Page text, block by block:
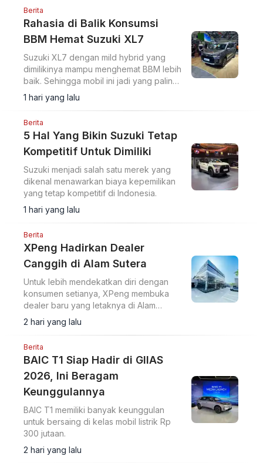
Berita
Rahasia di Balik Konsumsi
BBM Hemat Suzuki XL7
Suzuki XL7 dengan mild hybrid yang
dimilikinya mampu menghemat BBM lebih
baik. Sehingga mobil ini jadi yang paling
hemat di kelasnya.
1 hari yang lalu
Berita
5 Hal Yang Bikin Suzuki Tetap
Kompetitif Untuk Dimiliki
Suzuki menjadi salah satu merek yang
dikenal menawarkan biaya kepemilikan
yang tetap kompetitif di Indonesia.
1 hari yang lalu
Berita
XPeng Hadirkan Dealer
Canggih di Alam Sutera
Untuk lebih mendekatkan diri dengan
konsumen setianya, XPeng membuka
dealer baru yang letaknya di Alam
Sutera.
2 hari yang lalu
Berita
BAIC T1 Siap Hadir di GIIAS
2026, Ini Beragam
Keunggulannya
BAIC T1 memiliki banyak keunggulan
untuk bersaing di kelas mobil listrik Rp
300 jutaan.
2 hari yang lalu